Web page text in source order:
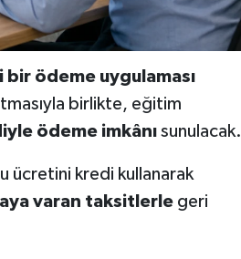
ödeme uygulaması
birlikte, eğitim
ödeme imkânısunulacak.
ücretini kredi kullanarak
varan taksitlerlegeri